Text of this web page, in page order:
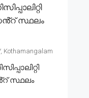
സ്ഥലം
Kothamangalam
സ്ഥലം